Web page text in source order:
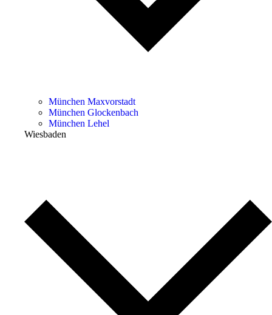
München Maxvorstadt
München Glockenbach
München Lehel
Wiesbaden